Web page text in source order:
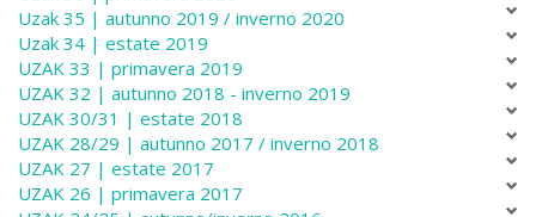
Uzak 35 | autunno 2019 / inverno 2020
Uzak 34 | estate 2019
UZAK 33 | primavera 2019
UZAK 32 | autunno 2018 - inverno 2019
UZAK 30/31 | estate 2018
UZAK 28/29 | autunno 2017 / inverno 2018
UZAK 27 | estate 2017
UZAK 26 | primavera 2017